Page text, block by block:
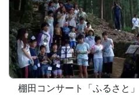
棚田コンサート「ふるさと」